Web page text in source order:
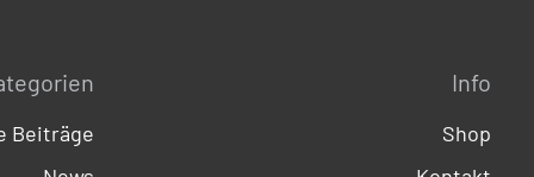
Beiträge
Info
Shop